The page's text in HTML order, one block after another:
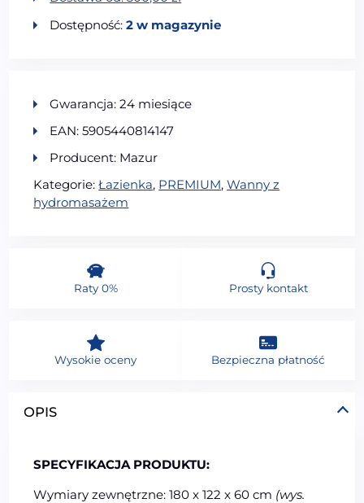
OPIS
SPECYFIKACJA PRODUKTU:
Wymiary zewnętrzne: 180 x 122 x 60 cm (wys.
Dostępność:2 w magazynie
Gwarancja: 24 miesiące
EAN: 5905440814147
Producent: Mazur
Kategorie:Łazienka, PREMIUM,Wanny z
hydromasażem
Raty 0% Prosty kontakt
Wysokie oceny Bezpieczna płatność